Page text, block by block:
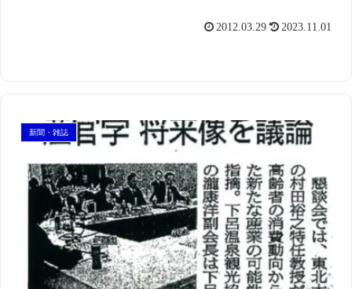
2012.03.29 2023.11.01
新聞・雑誌